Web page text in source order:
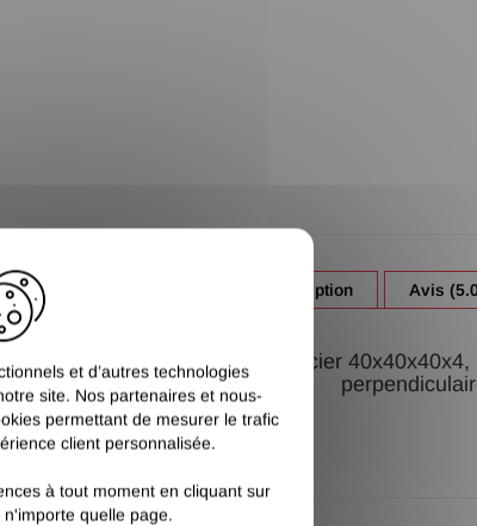
Platine d'angle en acier
Description Avis
et d’autres technologies
site. Nos partenaires et nous-
permettant de mesurer le trafic
client personnalisée.
à tout moment en cliquant sur
n'importe quelle page.